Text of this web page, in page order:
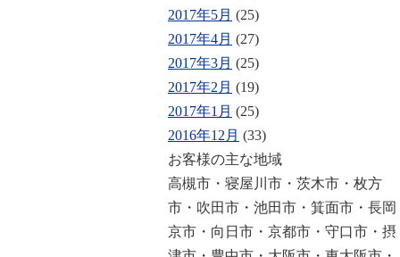
2017年5月 (25)
2017年4月 (27)
2017年3月 (25)
2017年2月 (19)
2017年1月 (25)
2016年12月 (33)
お客様の主な地域
高槻市・寝屋川市・茨木市・枚方
市・吹田市・池田市・箕面市・長岡
京市・向日市・京都市・守口市・摂